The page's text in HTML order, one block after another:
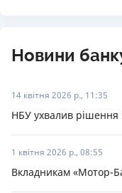
Новини
14 квітня 2026 р., 11:35
НБУ ухвалив рішення
1 квітня 2026 р., 08:55
Вкладникам «Мотор-